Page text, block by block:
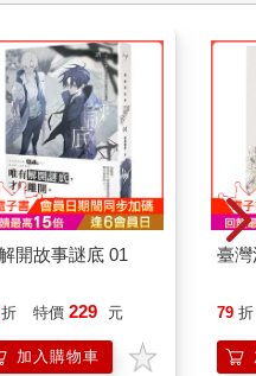
開故事謎底 01
折 特價 229 元
加入購物車
臺
79 折